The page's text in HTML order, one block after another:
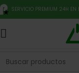
SERVICIO PREMIUM 24H EN